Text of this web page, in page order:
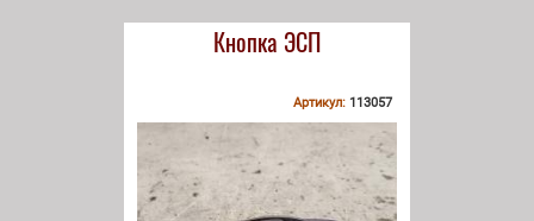
Кнопка ЭСП
Артикул: 113057